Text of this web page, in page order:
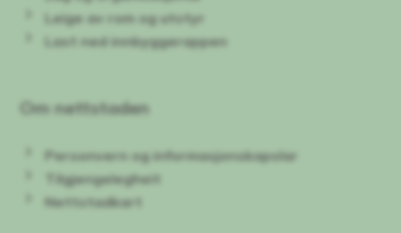
Leige av rom og utstyr
Last ned innbyggerappen
Om nettstaden
Personvern og informasjonskapslar
Tilgjengelegheit
Nettstadkart